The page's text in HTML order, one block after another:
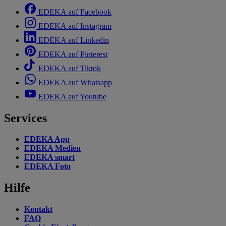
EDEKA auf Facebook
EDEKA auf Instagram
EDEKA auf Linkedin
EDEKA auf Pinterest
EDEKA auf Tiktok
EDEKA auf Whatsapp
EDEKA auf Youtube
Services
EDEKA App
EDEKA Medien
EDEKA smart
EDEKA Foto
Hilfe
Kontakt
FAQ